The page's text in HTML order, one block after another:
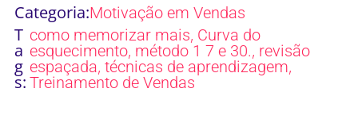
Categoria:Motivação em Vendas
T
a
g
s:
como memorizar mais, Curva do
esquecimento, método 1 7 e 30., revisão
espaçada,técnicas de aprendizagem,
Treinamento de Vendas